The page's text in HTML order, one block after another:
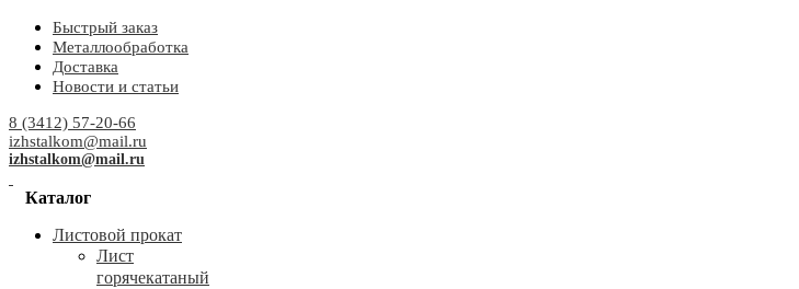
Быстрый заказ
Металлообработка
Доставка
Новости и статьи
8 (3412) 57-20-66
izhstalkom@mail.ru
izhstalkom@mail.ru
Каталог
Листовой прокат
Лист
горячекатаный